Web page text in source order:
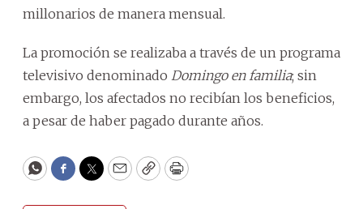
millonarios de manera mensual.
La promoción se realizaba a través de un programa
televisivo denominado Domingo en familia; sin
embargo, los afectados no recibían los beneficios,
a pesar de haber pagado durante años.
WhatsApp
Facebook
Twitter
EmailCopyPrint